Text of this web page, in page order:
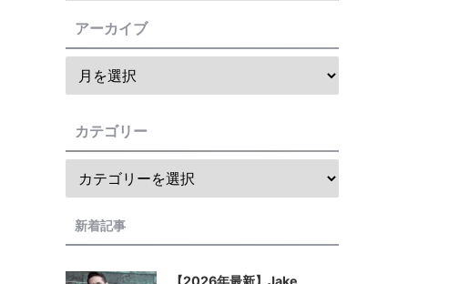
アーカイブ
カテゴリー
新着記事
【2026年最新】Jake